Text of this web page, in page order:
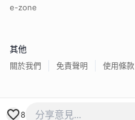
8
e-zone
其他
關於我們 免責聲明 使用條款
香港經濟日報版權所有©